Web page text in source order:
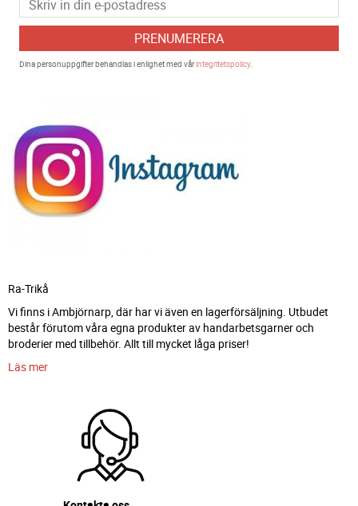
PRENUMERERA
Dina personuppgifter behandlas i enlighet med vårintegritetspolicy.
Ra-Trikå
Vi finns i Ambjörnarp, där har vi även en lagerförsäljning. Utbudet
består förutom våra egna produkter av handarbetsgarner och
broderier med tillbehör. Allt till mycket låga priser!
Läs mer